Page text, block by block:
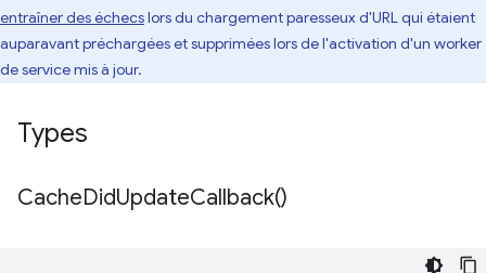
entraîner des échecslors du chargement paresseux d'URL qui étaient
auparavant préchargées et supprimées lors de l'activation d'un worker
de service mis à jour.
Types
CacheDidUpdateCallback()